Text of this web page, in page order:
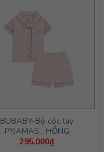
BUBABY-Bộ cộc tay
PYJAMAS_ HỒNG
295,000₫